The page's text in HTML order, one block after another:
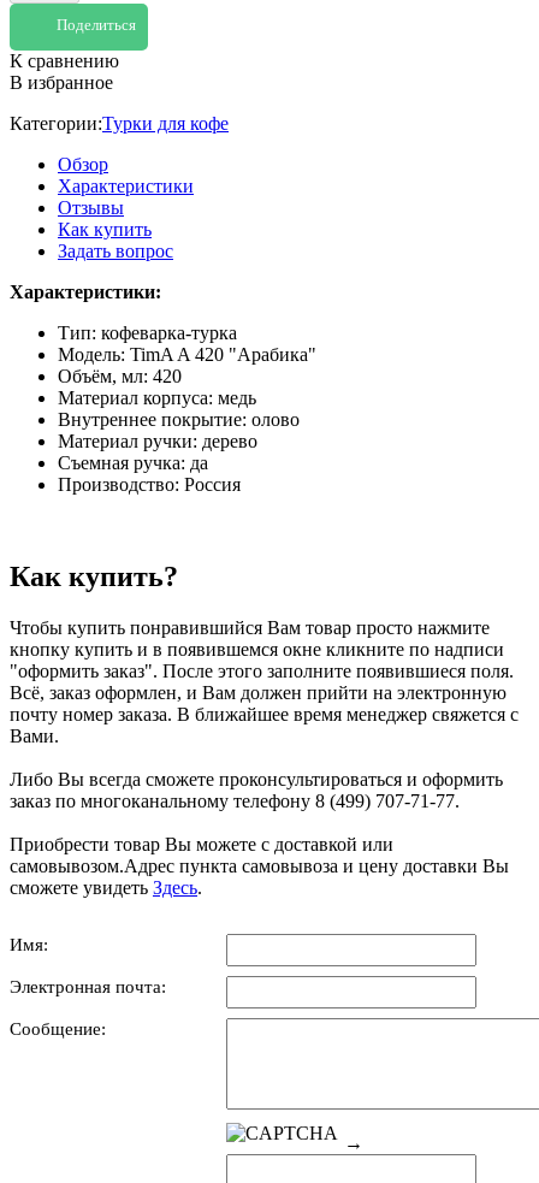
Поделиться
К сравнению
В избранное
Категории:Турки для кофе
Обзор
Характеристики
Отзывы
Как купить
Задать вопрос
Характеристики:
Тип: кофеварка-турка
Модель: TimA A 420 "Арабика"
Объём, мл: 420
Материал корпуса: медь
Внутреннее покрытие: олово
Материал ручки: дерево
Съемная ручка: да
Производство: Россия
Как купить?
Чтобы купить понравившийся Вам товар просто нажмите
кнопку купить и в появившемся окне кликните по надписи
"оформить заказ". После этого заполните появившиеся поля.
Всё, заказ оформлен, и Вам должен прийти на электронную
почту номер заказа. В ближайшее время менеджер свяжется с
Вами.
Либо Вы всегда сможете проконсультироваться и оформить
заказ по многоканальному телефону 8 (499) 707-71-77.
Приобрести товар Вы можете с доставкой или
самовывозом.Адрес пункта самовывоза и цену доставки Вы
сможете увидеть Здесь.
Имя:
Электронная почта:
Сообщение:
→